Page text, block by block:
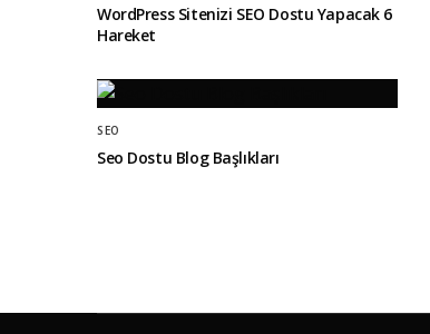
WordPress Sitenizi SEO Dostu Yapacak 6
Hareket
SEO
Seo Dostu Blog Başlıkları